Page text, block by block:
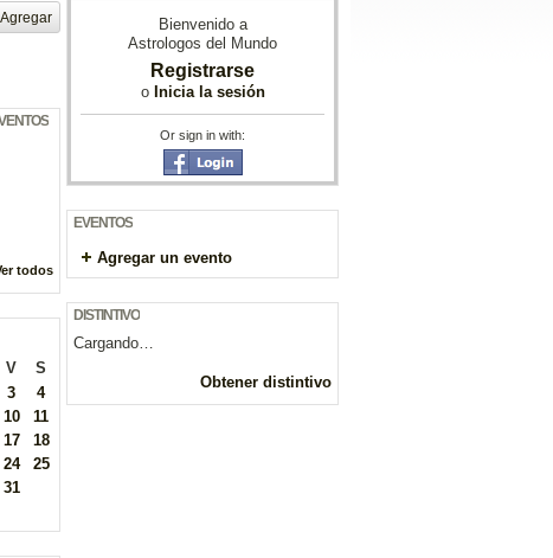
Agregar
todos
V
S
3
4
10
11
17
18
24
25
31
Bienvenido a
Astrologos del Mundo
Registrarse
o Inicia la sesión
Or sign in with:
EVENTOS
Agregar un evento
DISTINTIVO
Cargando…
Obtener distintivo